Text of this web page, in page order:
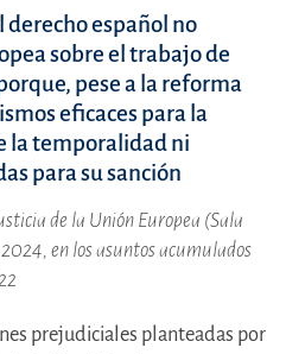
derecho español no
sobre el trabajo de
pese a la reforma
eficaces para la
la temporalidad ni
para su sanción
de la Unión Europea (Sala
en los asuntos acumulados
prejudiciales planteadas por